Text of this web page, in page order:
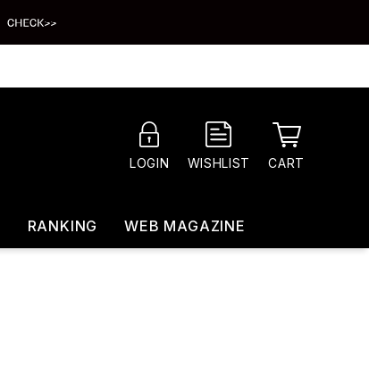
LOGIN WISHLIST CART
RANKING WEB MAGAZINE